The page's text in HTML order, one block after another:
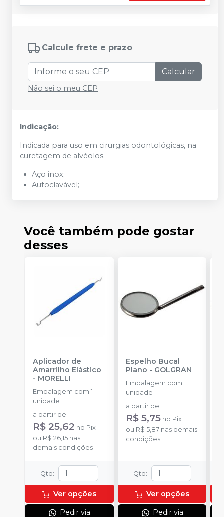
Calcule frete e prazo
Calcular
Não sei o meu CEP
Indicação:
Indicada para uso em cirurgias odontológicas, na
curetagem de alvéolos.
Aço inox;
Autoclavável;
Você também pode gostar
desses
Aplicador de
Amarrilho Elástico
- MORELLI
Embalagem com 1
unidade
a partir de:
R$ 25,62 no Pix
ou R$ 26,15 nas
demais condições
Qtd:
Ver opções
Pedir via
Espelho Bucal
Plano - GOLGRAN
Embalagem com 1
unidade
a partir de:
R$ 5,75 no Pix
ou R$ 5,87nas demais
condições
Qtd:
Ver opções
Pedir via